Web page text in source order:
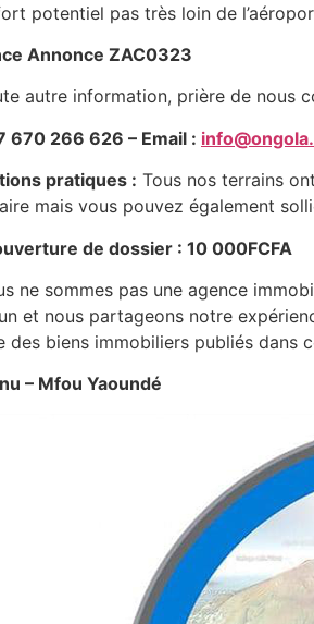
potentiel pas très loin de
Annonce ZAC0323
autre information, prière de nous
670 266 626 – Email :
pratiques : Tous nos terrains
mais vous pouvez également
de dossier : 10 000FCFA
ne sommes pas une agence
et nous partageons notre
des biens immobiliers publiés dans
– Mfou Yaoundé